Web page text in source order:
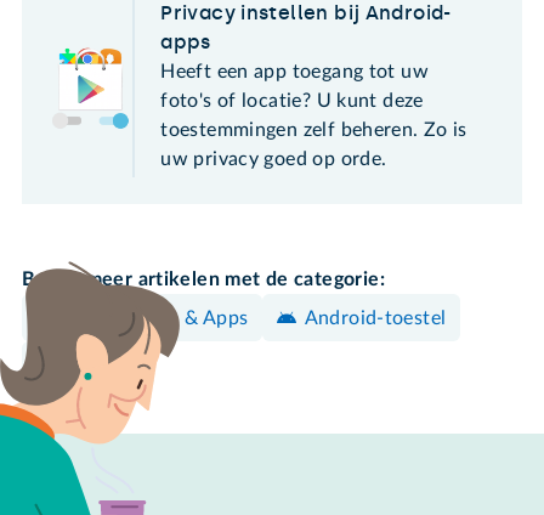
Privacy instellen bij Android-
apps
Heeft een app toegang tot uw
foto's of locatie? U kunt deze
toestemmingen zelf beheren. Zo is
uw privacy goed op orde.
Bekijk meer artikelen met de categorie:
Programma's & Apps
Android-toestel
Instellen